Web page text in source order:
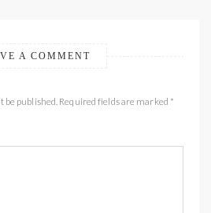
A COMMENT
be published. Required fields are marked *